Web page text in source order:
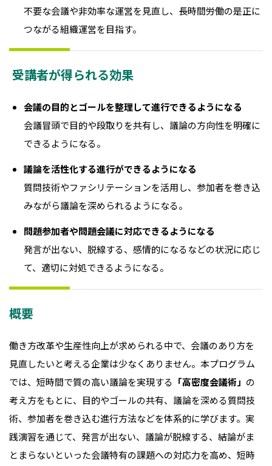
不要な会議や非効率な運営を見直し、長時間労働の是正に
つながる組織運営を目指す。
受講者が得られる効果
会議の目的とゴールを整理して進行できるようになる
会議冒頭で目的や段取りを共有し、議論の方向性を明確に
できるようになる。
議論を活性化する進行ができるようになる
質問技術やファシリテーションを活用し、参加者を巻き込
みながら議論を深められるようになる。
問題参加者や問題会議に対応できるようになる
発言が出ない、脱線する、感情的になるなどの状況に応じ
て、適切に対処できるようになる。
概要
働き方改革や生産性向上が求められる中で、会議のあり方を
見直したいと考える企業は少なくありません。本プログラム
では、短時間で質の高い議論を実現する 「高密度会議術」 の
考え方をもとに、目的やゴールの共有、議論を深める質問技
術、参加者を巻き込む進行方法などを体系的に学びます。実
践演習を通じて、発言が出ない、議論が脱線する、結論がま
とまらないといった会議特有の課題への対応力を高め、短時